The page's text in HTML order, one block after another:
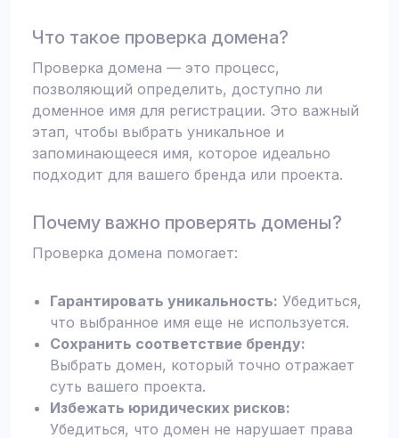
Что такое проверка домена?
Проверка домена — это процесс,
позволяющий определить, доступно ли
доменное имя для регистрации. Это важный
этап, чтобы выбрать уникальное и
запоминающееся имя, которое идеально
подходит для вашего бренда или проекта.
Почему важно проверять домены?
Проверка домена помогает:
Гарантировать уникальность: Убедиться,
что выбранное имя еще не используется.
Сохранить соответствие бренду:
Выбрать домен, который точно отражает
суть вашего проекта.
Избежать юридических рисков:
Убедиться, что домен не нарушает права